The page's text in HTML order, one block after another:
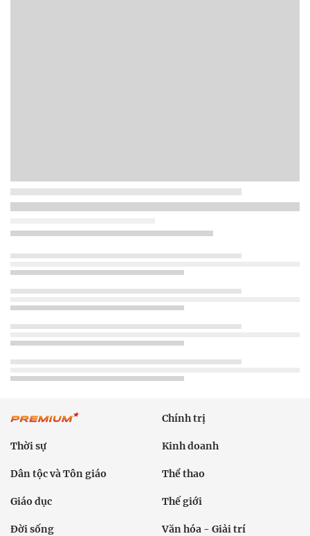
Chính trị
Thời sự Kinh doanh
Dân tộc và Tôn giáo Thể thao
Giáo dục Thế giới
Đời sống Văn hóa - Giải trí